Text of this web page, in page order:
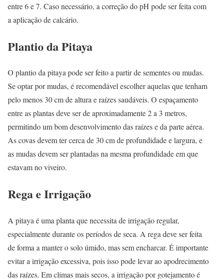
entre 6 e 7. Caso necessário, a correção do pH pode ser feita com
a aplicação de calcário.
Plantio da Pitaya
O plantio da pitaya pode ser feito a partir de sementes ou mudas.
Se optar por mudas, é recomendável escolher aquelas que tenham
pelo menos 30 cm de altura e raízes saudáveis. O espaçamento
entre as plantas deve ser de aproximadamente 2 a 3 metros,
permitindo um bom desenvolvimento das raízes e da parte aérea.
As covas devem ter cerca de 30 cm de profundidade e largura, e
as mudas devem ser plantadas na mesma profundidade em que
estavam no viveiro.
Rega e Irrigação
A pitaya é uma planta que necessita de irrigação regular,
especialmente durante os períodos de seca. A rega deve ser feita
de forma a manter o solo úmido, mas sem encharcar. É importante
evitar a irrigação excessiva, pois isso pode levar ao apodrecimento
das raízes. Em climas mais secos, a irrigação por gotejamento é